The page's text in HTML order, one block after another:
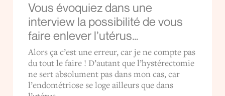
Vous évoquiez dans une
interview la possibilité de vous
faire enlever l’utérus…
Alors ça c’est une erreur, car je ne compte pas
du tout le faire ! D’autant que l’hystérectomie
ne sert absolument pas dans mon cas, car
l’endométriose se loge ailleurs que dans